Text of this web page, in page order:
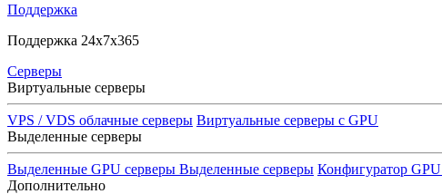
Поддержка
Поддержка 24x7x365
Серверы
Виртуальные серверы
VPS / VDS облачные серверы Виртуальные серверы с GPU
Выделенные серверы
Выделенные GPU серверы Выделенные серверы Конфигуратор GPU
Дополнительно